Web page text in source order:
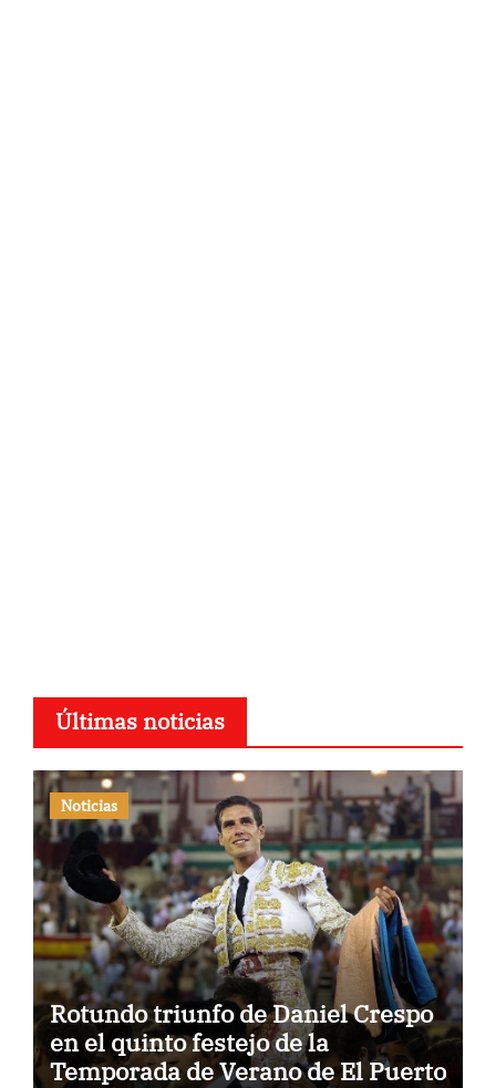
Últimas noticias
Noticias
Rotundo triunfo de Daniel Crespo
en el quinto festejo de la
Temporada de Verano de El Puerto